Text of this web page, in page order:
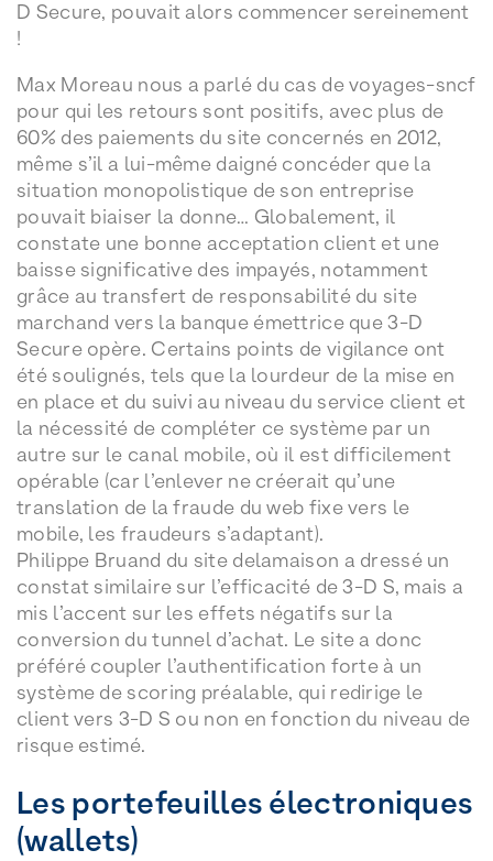
D Secure, pouvait alors commencer sereinement
!
Max Moreau nous a parlé du cas de voyages-sncf
pour qui les retours sont positifs, avec plus de
60% des paiements du site concernés en 2012,
même s’il a lui-même daigné concéder que la
situation monopolistique de son entreprise
pouvait biaiser la donne… Globalement, il
constate une bonne acceptation client et une
baisse significative des impayés, notamment
grâce au transfert de responsabilité du site
marchand vers la banque émettrice que 3-D
Secure opère. Certains points de vigilance ont
été soulignés, tels que la lourdeur de la mise en
en place et du suivi au niveau du service client et
la nécessité de compléter ce système par un
autre sur le canal mobile, où il est difficilement
opérable (car l’enlever ne créerait qu’une
translation de la fraude du web fixe vers le
mobile, les fraudeurs s’adaptant).
Philippe Bruand du site delamaison a dressé un
constat similaire sur l’efficacité de 3-D S, mais a
mis l’accent sur les effets négatifs sur la
conversion du tunnel d’achat. Le site a donc
préféré coupler l’authentification forte à un
système de scoring préalable, qui redirige le
client vers 3-D S ou non en fonction du niveau de
risque estimé.
Les portefeuilles électroniques
(wallets)